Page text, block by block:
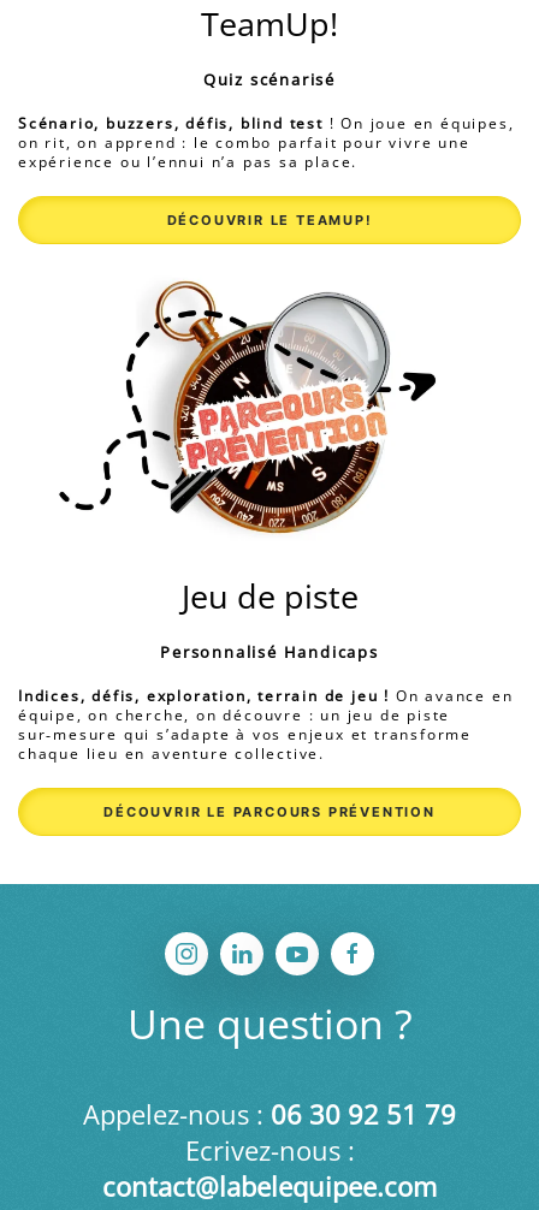
TeamUp!
Quiz scénarisé
Scénario, buzzers, défis, blind test ! On joue en équipes,
on rit, on apprend : le combo parfait pour vivre une
expérience ou l’ennui n’a pas sa place.
DÉCOUVRIR LE TEAMUP!
Jeu de piste
Personnalisé Handicaps
Indices, défis, exploration, terrain de jeu ! On avance en
équipe, on cherche, on découvre : un jeu de piste
sur‑mesure qui s’adapte à vos enjeux et transforme
chaque lieu en aventure collective.
DÉCOUVRIR LE PARCOURS PRÉVENTION
Une question ?
Appelez-nous : 06 30 92 51 79
Ecrivez-nous :
contact@labelequipee.com